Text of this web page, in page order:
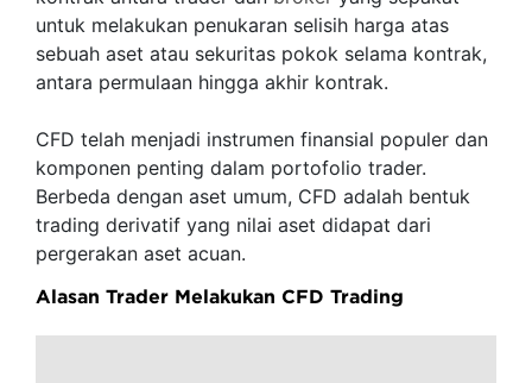
untuk melakukan penukaran selisih harga atas
sebuah aset atau sekuritas pokok selama kontrak,
antara permulaan hingga akhir kontrak.
CFD telah menjadi instrumen finansial populer dan
komponen penting dalam portofolio trader.
Berbeda dengan aset umum, CFD adalah bentuk
trading derivatif yang nilai aset didapat dari
pergerakan aset acuan.
Alasan Trader Melakukan CFD Trading